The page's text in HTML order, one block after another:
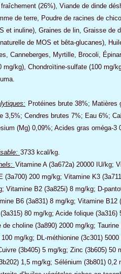
(26%), Viande de dinde
de terre, Poudre de racines de
et inuline), Graines de lin, Graisse de
de MOS et bêta-glucanes),
Canneberges, Myrtille, Brocoli,
mg/kg), Chondroïtine-sulfate (100 mg/
Protéines brute 38%; Matières
3,5%; Cendres brutes 7%; Eau 6%;
(Mg) 0,09%; Acides gras oméga-3
3733 kcal/kg.
Vitamine A (3a672a) 20000 IU/kg;
(3a700) 200 mg/kg; Vitamine K3
Vitamine B2 (3a825i) 8 mg/kg; D-
B6 (3a831) 8 mg/kg; Vitamine B12
80 mg/kg; Acide folique (3a316)
de choline (3a890) 2000 mg/kg;
mg/kg; DL-méthionine (3c301) 5000
(3b405) 5 mg/kg; Zinc (3b605) 50
1,5 mg/kg; Sélénium (3b801) 0,2